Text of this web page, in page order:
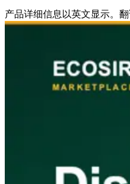
产品详细信息以英文显示。翻